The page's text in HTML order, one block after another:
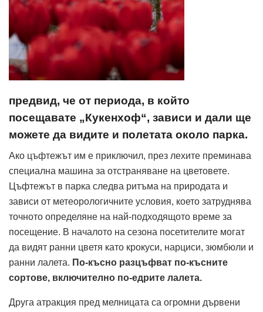
предвид, че от периода, в който
посещавате „Кукенхоф“, зависи и дали ще
можете да видите и полетата около парка.
Ако цъфтежът им е приключил, през лехите преминава
специална машина за отстраняване на цветовете.
Цъфтежът в парка следва ритъма на природата и
зависи от метеорологичните условия, което затруднява
точното определяне на най-подходящото време за
посещение. В началото на сезона посетителите могат
да видят ранни цветя като крокуси, нарциси, зюмбюли и
ранни лалета. По-късно разцъфват по-късните
сортове, включително по-едрите лалета.
Друга атракция пред мелницата са огромни дървени